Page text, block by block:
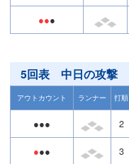
●●●
5回表 中日の攻撃
アウトカウント ランナー 打順
●●● 2
●●● 3